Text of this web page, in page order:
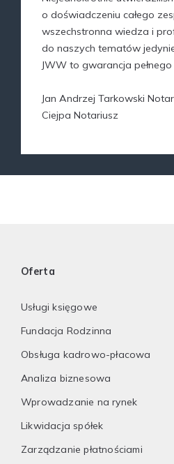
o doświadczeniu całego
wszechstronna wiedza i
do naszych tematów
JWW to gwarancja
Jan Andrzej Tarkowski
Ciejpa Notariusz
Oferta
Usługi księgowe
Fundacja Rodzinna
Obsługa kadrowo-płacowa
Analiza biznesowa
Wprowadzanie na rynek
Likwidacja spółek
Zarządzanie płatnościami